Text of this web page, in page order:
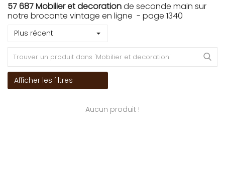
57 687 Mobilier et decorationde seconde main sur
notre brocante vintage en ligne - page 1340
Plus récent
Afficher les filtres
Aucun produit !